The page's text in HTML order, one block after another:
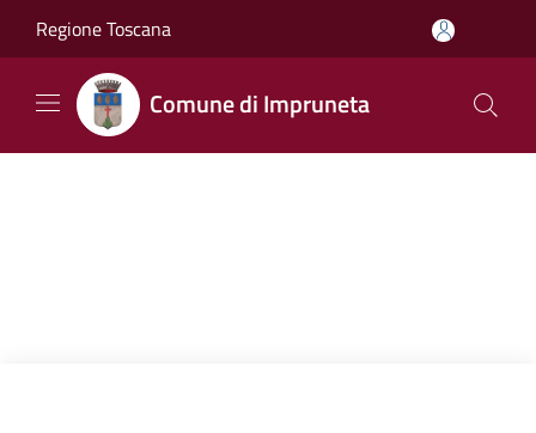
Regione Toscana
Comune di Impruneta